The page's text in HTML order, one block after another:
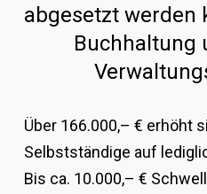
abgesetzt werden
Buchhaltung
Über 166.000,– € erhöht
Selbstständige auf
Bis ca. 10.000,– €